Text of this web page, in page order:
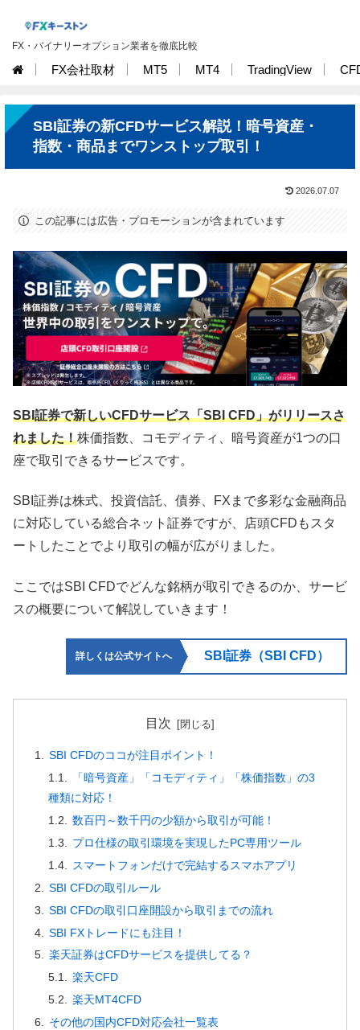
FX・バイナリーオプション業者を徹底比較
FX会社取材 MT5 MT4 TradingView
SBI証券の新CFDサービス解説！暗号資産・
指数・商品までワンストップ取引！
2026.07.07
この記事には広告・プロモーションが含まれています
SBI証券で新しいCFDサービス「SBI CFD」がリリースさ
れました！株価指数、コモディティ、暗号資産が1つの口
座で取引できるサービスです。
SBI証券は株式、投資信託、債券、FXまで多彩な金融商品
に対応している総合ネット証券ですが、店頭CFDもスタ
ートしたことでより取引の幅が広がりました。
ここではSBI CFDでどんな銘柄が取引できるのか、サービ
スの概要について解説していきます！
詳しくは公式サイトへ SBI証券（SBI CFD）
目次
SBI CFDのココが注目ポイント！
「暗号資産」「コモディティ」「株価指数」の3
種類に対応！
数百円～数千円の少額から取引が可能！
プロ仕様の取引環境を実現したPC専用ツール
スマートフォンだけで完結するスマホアプリ
SBI CFDの取引ルール
SBI CFDの取引口座開設から取引までの流れ
SBI FXトレードにも注目！
楽天証券はCFDサービスを提供してる？
楽天CFD
楽天MT4CFD
その他の国内CFD対応会社一覧表